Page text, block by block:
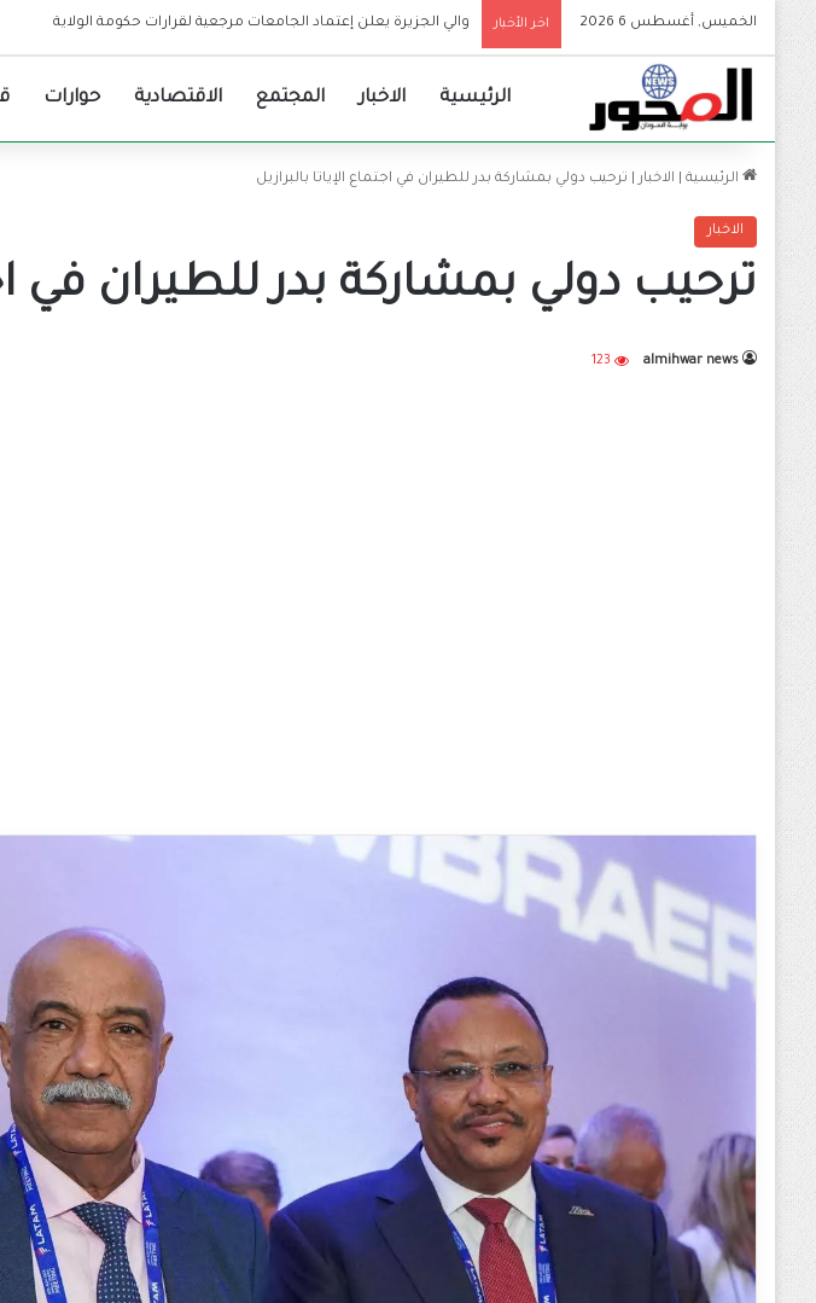
الخميس, أغسطس 6 2026 اخر الأخبار
الرئيسية الاخبار المجتمع الاقتصادية حوارات
الرئيسية الاخبار ترحيب دولي بمشاركة بدر للطيران في اجتماع الإياتا بالبرازيل
الاخبار
ترحيب دولي بمشاركة بدر للطيران في
almihwar news
123